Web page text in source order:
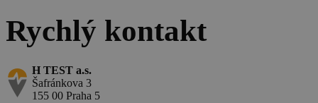
Rychlý kontakt
H TEST a.s.
Šafránkova 3
155 00 Praha 5